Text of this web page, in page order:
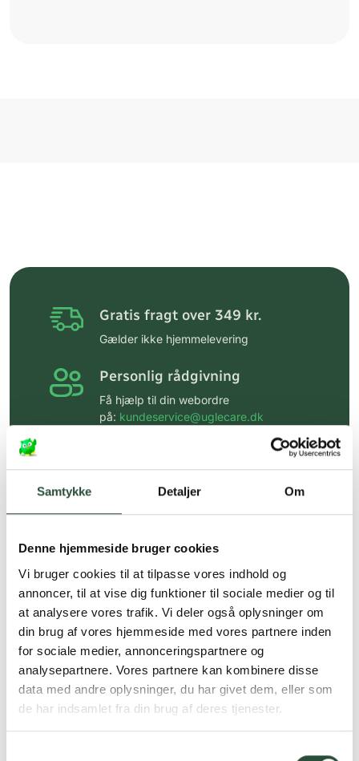
Samtykke Detaljer Om
Denne hjemmeside bruger cookies
Vi bruger cookies til at tilpasse vores indhold og
annoncer, til at vise dig funktioner til sociale medier og til
at analysere vores trafik. Vi deler også oplysninger om
din brug af vores hjemmeside med vores partnere inden
for sociale medier, annonceringspartnere og
analysepartnere. Vores partnere kan kombinere disse
data med andre oplysninger, du har givet dem, eller som
de har indsamlet fra din brug af deres tjenester.
Gratis fragt over 349 kr.
Gælder ikke hjemmelevering
Personlig rådgivning
Få hjælp til din webordre
på: kundeservice@uglecare.dk
Hurtig levering (30 min. i Kbh)
Faste lave priser*
Stort udvalg af kendte
produkter
Vi tilbyder et stort udvalg af kendte
cremer, vitaminer og andre spændende
produkter – altid til fast lav pris.
Læs mere om Uglecare.dk her